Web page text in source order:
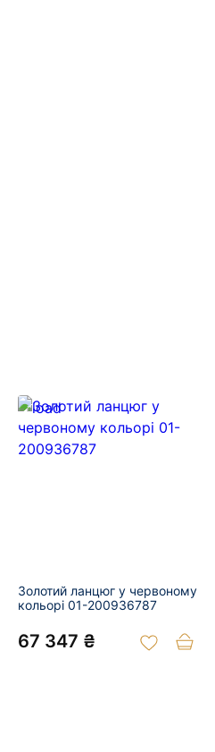
Золотий ланцюг у червоному
кольорі 01-200936787
67 347 ₴